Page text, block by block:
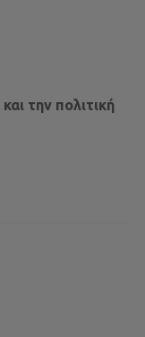
και την πολιτική